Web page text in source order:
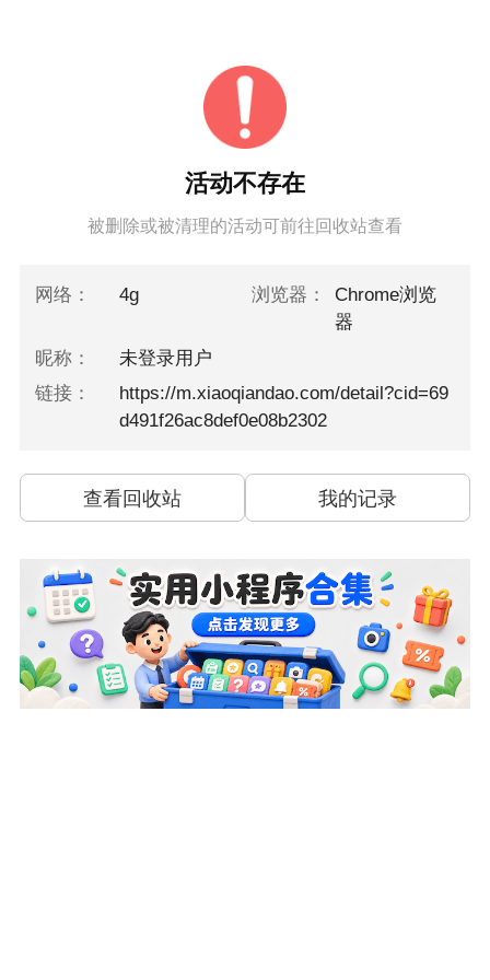
活动不存在
被删除或被清理的活动可前往回收站查看
网络： 4g 浏览器：
Chrome浏览
器
昵称：
未登录用户
链接：
https://m.xiaoqiandao.com/detail?cid=69
d491f26ac8def0e08b2302
查看回收站 我的记录